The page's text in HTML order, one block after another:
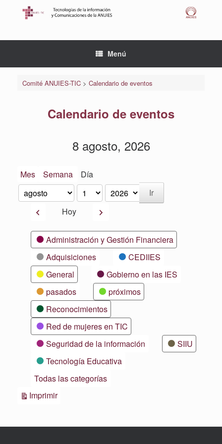
Menú
Comité ANUIES-TIC> Calendario de eventos
Calendario de eventos
8 agosto, 2026
Mes Semana Día
Mes
Día
Año
AnteriorHoy Siguiente
CategoríasAdministración y Gestión Financiera
Adquisiciones
CEDIIES
General
Gobierno en las IES
pasados
próximos
Reconocimientos
Red de mujeres en TIC
Seguridad de la información
SIIU
Tecnología Educativa
Todas las categorías
ImprimirVistas